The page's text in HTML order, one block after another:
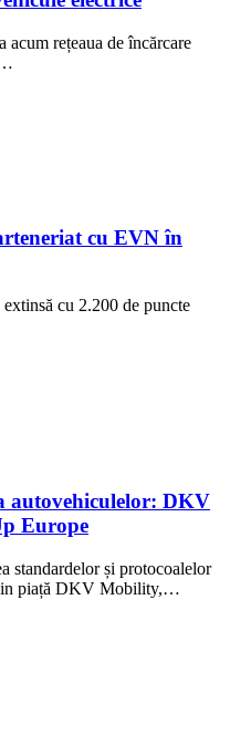
rețeaua de încărcare
cu EVN în
cu 2.200 de puncte
autovehiculelor: DKV
Europe
standardelor și protocoalelor
piață DKV Mobility,…